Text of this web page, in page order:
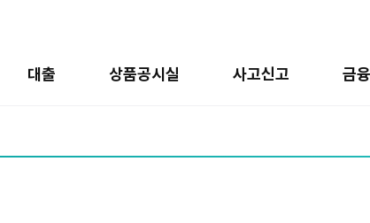
대출 상품공시실 사고신고 금